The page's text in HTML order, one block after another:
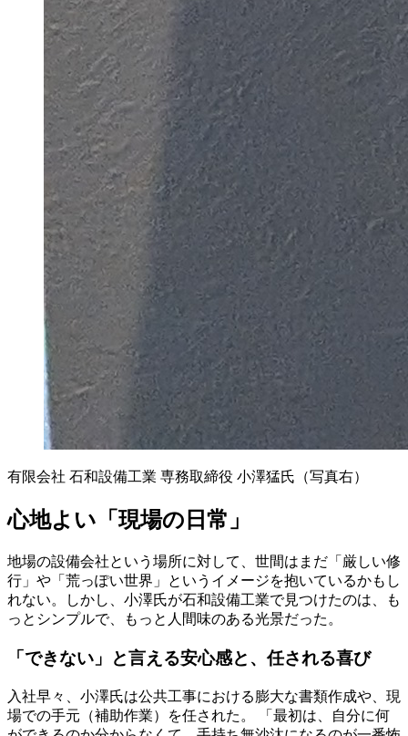
有限会社 石和設備工業 専務取締役 小澤猛氏（写真右）
心地よい「現場の日常」
地場の設備会社という場所に対して、世間はまだ「厳しい修
行」や「荒っぽい世界」というイメージを抱いているかもし
れない。しかし、小澤氏が石和設備工業で見つけたのは、も
っとシンプルで、もっと人間味のある光景だった。
「できない」と言える安心感と、任される喜び
入社早々、小澤氏は公共工事における膨大な書類作成や、現
場での手元（補助作業）を任された。 「最初は、自分に何